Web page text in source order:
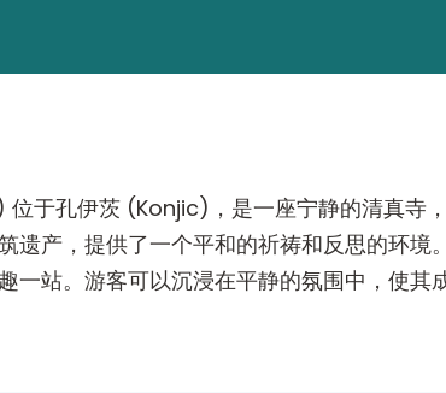
于孔伊茨 (Konjic)，是一座宁静的清真寺
遗产，提供了一个平和的祈祷和反思的环
站。游客可以沉浸在平静的氛围中，使其